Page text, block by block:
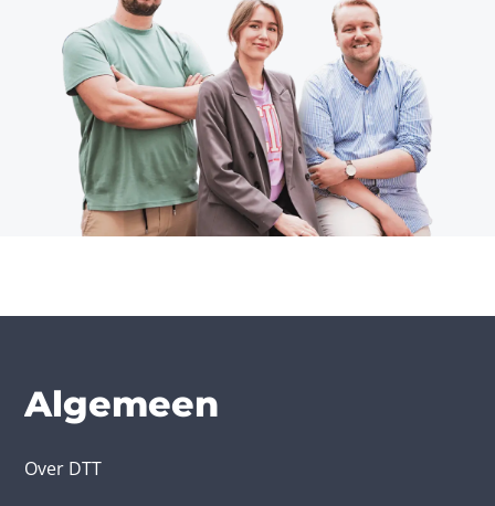
Algemeen
Over DTT